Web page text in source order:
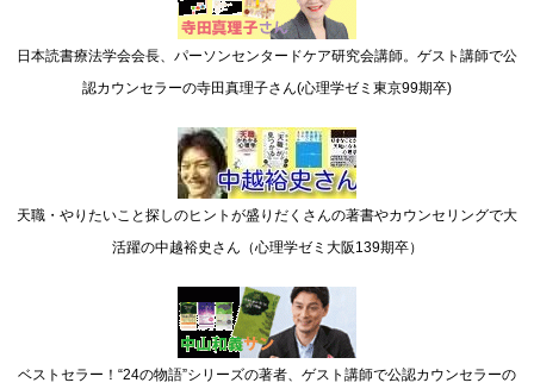
日本読書療法学会会長、パーソンセンタードケア研究会講師。ゲスト講師で公
認カウンセラーの寺田真理子さん(心理学ゼミ東京99期卒)
天職・やりたいこと探しのヒントが盛りだくさんの著書やカウンセリングで大
活躍の中越裕史さん（心理学ゼミ大阪139期卒）
ベストセラー！“24の物語”シリーズの著者、ゲスト講師で公認カウンセラーの